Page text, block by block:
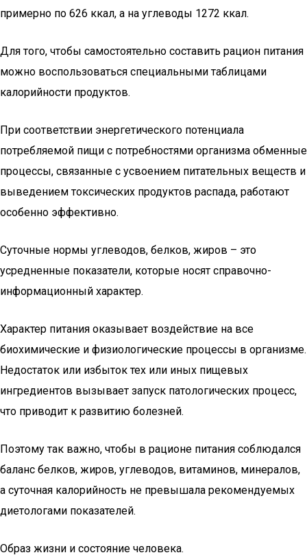
примерно по 626 ккал, а на углеводы 1272 ккал.
Для того, чтобы самостоятельно составить рацион питания
можно воспользоваться специальными таблицами
калорийности продуктов.
При соответствии энергетического потенциала
потребляемой пищи с потребностями организма обменные
процессы, связанные с усвоением питательных веществ и
выведением токсических продуктов распада, работают
особенно эффективно.
Суточные нормы углеводов, белков, жиров – это
усредненные показатели, которые носят справочно-
информационный характер.
Характер питания оказывает воздействие на все
биохимические и физиологические процессы в организме.
Недостаток или избыток тех или иных пищевых
ингредиентов вызывает запуск патологических процесс,
что приводит к развитию болезней.
Поэтому так важно, чтобы в рационе питания соблюдался
баланс белков, жиров, углеводов, витаминов, минералов,
а суточная калорийность не превышала рекомендуемых
диетологами показателей.
Образ жизни и состояние человека.